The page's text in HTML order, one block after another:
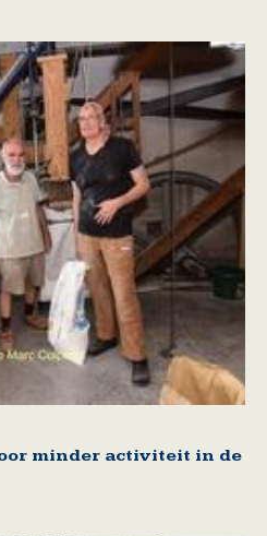
minder activiteit in de